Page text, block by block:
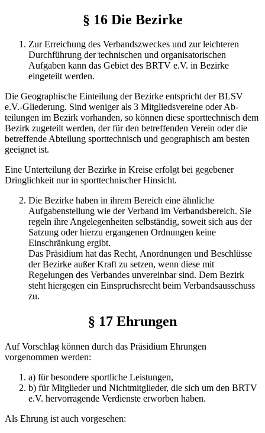
§ 16 Die Bezirke
Zur Erreichung des Verbandszweckes und zur leichteren
Durchführung der technischen und organisatorischen
Aufgaben kann das Gebiet des BRTV e.V. in Bezirke
eingeteilt werden.
Die Geographische Einteilung der Bezirke entspricht der BLSV
e.V.-Gliederung. Sind weniger als 3 Mitgliedsvereine oder Ab­
teilungen im Bezirk vorhanden, so können diese sporttechnisch dem
Bezirk zugeteilt werden, der für den betreffenden Verein oder die
betreffende Abteilung sporttechnisch und geo­graphisch am besten
geeignet ist.
Eine Unterteilung der Bezirke in Kreise erfolgt bei gegebener
Dringlichkeit nur in sporttechnischer Hinsicht.
Die Bezirke haben in ihrem Bereich eine ähnliche
Aufgabenstel­lung wie der Verband im Verbandsbereich. Sie
regeln ihre Ange­legenheiten selbständig, soweit sich aus der
Satzung oder hierzu ergangenen Ordnungen keine
Einschränkung ergibt.
Das Präsidium hat das Recht, Anordnungen und Beschlüsse
der Bezirke außer Kraft zu setzen, wenn diese mit
Regelungen des Verbandes unvereinbar sind. Dem Bezirk
steht hiergegen ein Einspruchsrecht beim Verbandsausschuss
zu.
§ 17 Ehrungen
Auf Vorschlag können durch das Präsidium Ehrungen
vorgenommen werden:
a) für besondere sportliche Leistungen,
b) für Mitglieder und Nichtmitglieder, die sich um den BRTV
e.V. hervorragende Verdienste erworben haben.
Als Ehrung ist auch vorgesehen: